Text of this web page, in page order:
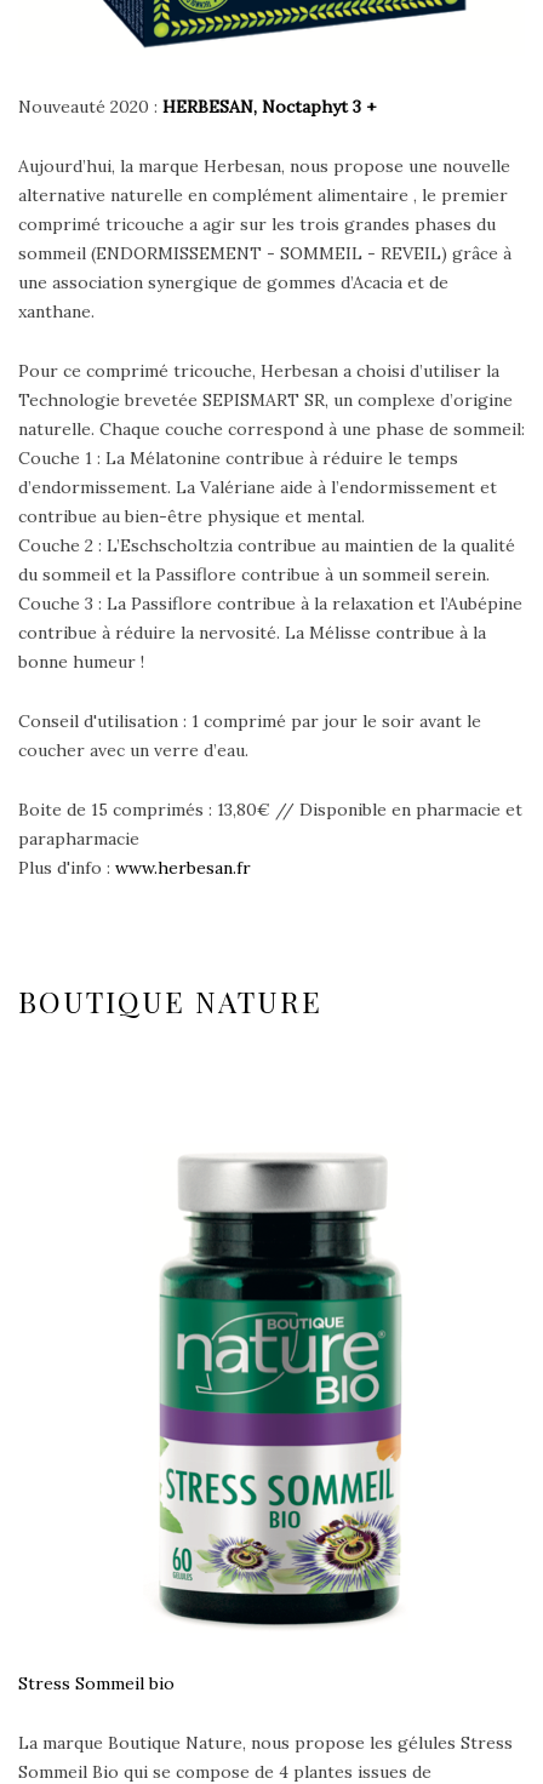
Nouveauté 2020 : HERBESAN, Noctaphyt 3 +
Aujourd’hui, la marque Herbesan, nous propose une nouvelle
alternative naturelle en complément alimentaire , le premier
comprimé tricouche a agir sur les trois grandes phases du
sommeil (ENDORMISSEMENT - SOMMEIL - REVEIL) grâce à
une association synergique de gommes d’Acacia et de
xanthane.
Pour ce comprimé tricouche, Herbesan a choisi d’utiliser la
Technologie brevetée SEPISMART SR, un complexe d’origine
naturelle. Chaque couche correspond à une phase de sommeil:
Couche 1 : La Mélatonine contribue à réduire le temps
d’endormissement. La Valériane aide à l’endormissement et
contribue au bien-être physique et mental.
Couche 2 : L’Eschscholtzia contribue au maintien de la qualité
du sommeil et la Passiflore contribue à un sommeil serein.
Couche 3 : La Passiflore contribue à la relaxation et l’Aubépine
contribue à réduire la nervosité. La Mélisse contribue à la
bonne humeur !
Conseil d'utilisation : 1 comprimé par jour le soir avant le
coucher avec un verre d’eau.
Boite de 15 comprimés : 13,80€ // Disponible en pharmacie et
parapharmacie
Plus d'info : www.herbesan.fr
BOUTIQUE NATURE
Stress Sommeil bio
La marque Boutique Nature, nous propose les gélules Stress
Sommeil Bio qui se compose de 4 plantes issues de